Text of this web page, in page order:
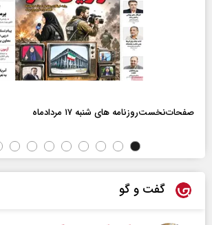
صفحات‌نخست‌روزنامه ها‌ی شنبه ۱۷ مردادماه
گفت و گو